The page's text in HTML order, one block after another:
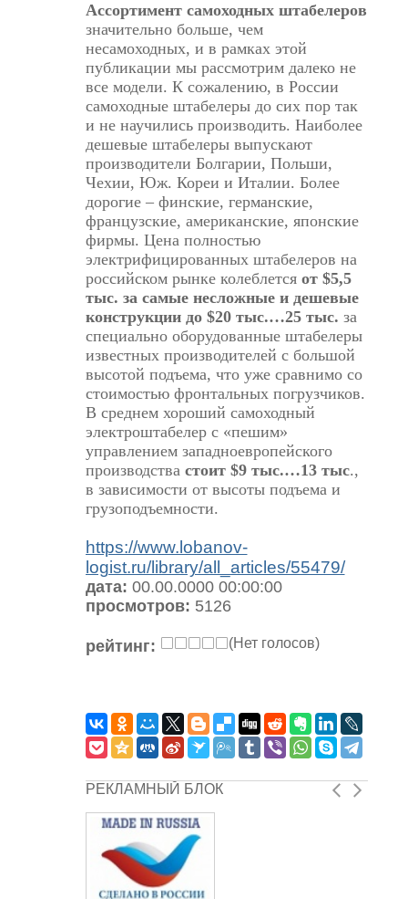
Ассортимент самоходных штабелеров
значительно больше, чем
несамоходных, и в рамках этой
публикации мы рассмотрим далеко не
все модели. К сожалению, в России
самоходные штабелеры до сих пор так
и не научились производить. Наиболее
дешевые штабелеры выпускают
производители Болгарии, Польши,
Чехии, Юж. Кореи и Италии. Более
дорогие – финские, германские,
французские, американские, японские
фирмы. Цена полностью
электрифицированных штабелеров на
российском рынке колеблется от $5,5
тыс. за самые несложные и дешевые
конструкции до $20 тыс.…25 тыс. за
специально оборудованные штабелеры
известных производителей с большой
высотой подъема, что уже сравнимо со
стоимостью фронтальных погрузчиков.
В среднем хороший самоходный
электроштабелер с «пешим»
управлением западноевропейского
производства стоит $9 тыс.…13 тыс.,
в зависимости от высоты подъема и
грузоподъемности.
https://www.lobanov-
logist.ru/library/all_articles/55479/
дата: 00.00.0000 00:00:00
просмотров: 5126
рейтинг: (Нет голосов)
РЕКЛАМНЫЙ БЛОК